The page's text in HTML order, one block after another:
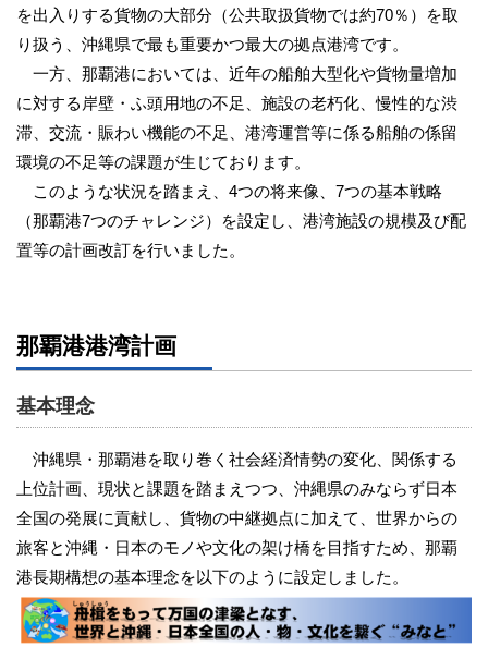
を出入りする貨物の大部分（公共取扱貨物では約70％）を取
り扱う、沖縄県で最も重要かつ最大の拠点港湾です。
一方、那覇港においては、近年の船舶大型化や貨物量増加
に対する岸壁・ふ頭用地の不足、施設の老朽化、慢性的な渋
滞、交流・賑わい機能の不足、港湾運営等に係る船舶の係留
環境の不足等の課題が生じております。
このような状況を踏まえ、4つの将来像、7つの基本戦略
（那覇港7つのチャレンジ）を設定し、港湾施設の規模及び配
置等の計画改訂を行いました。
那覇港港湾計画
基本理念
沖縄県・那覇港を取り巻く社会経済情勢の変化、関係する
上位計画、現状と課題を踏まえつつ、沖縄県のみならず日本
全国の発展に貢献し、貨物の中継拠点に加えて、世界からの
旅客と沖縄・日本のモノや文化の架け橋を目指すため、那覇
港長期構想の基本理念を以下のように設定しました。